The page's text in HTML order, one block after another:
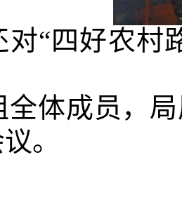
对“四好农村
全体成员，
。